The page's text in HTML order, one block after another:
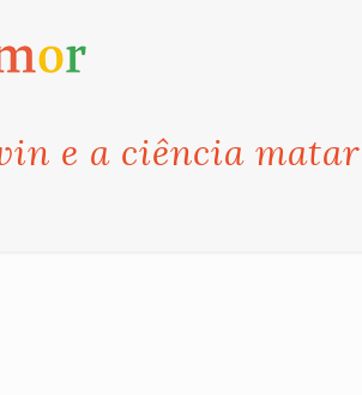
e a ciência